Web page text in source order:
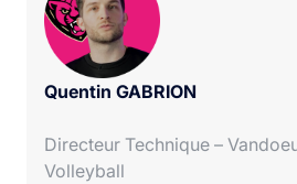
Quentin GABRION
Directeur Technique –
Volleyball